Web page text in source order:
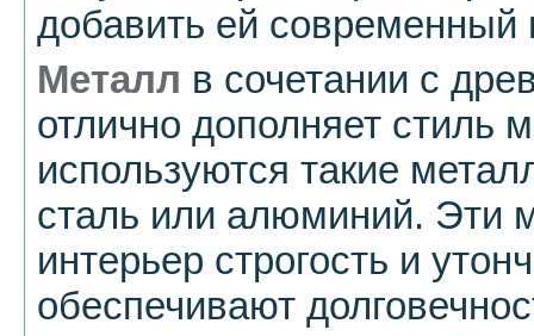
добавить ей современный
Металл в сочетании с
отлично дополняет стиль
используются такие
сталь или алюминий. Эти
интерьер строгость и
обеспечивают